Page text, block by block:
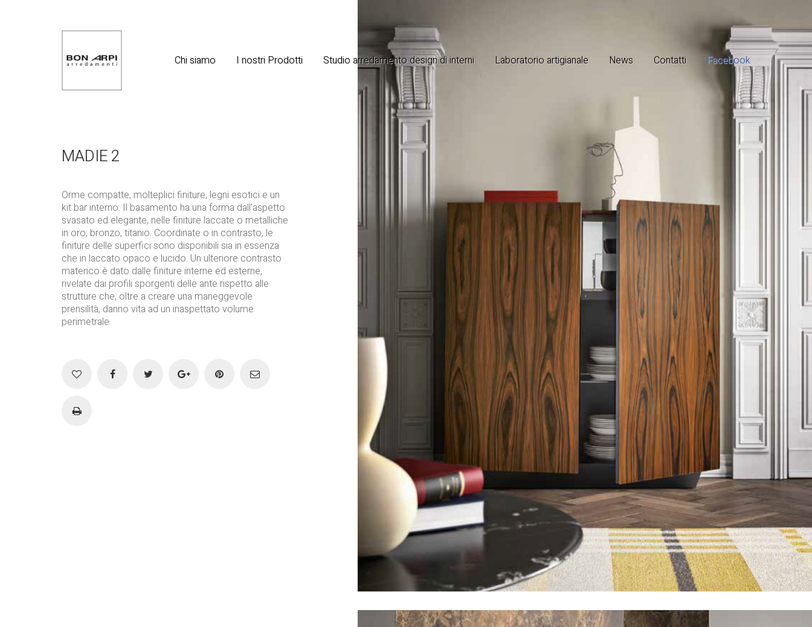
Chi siamo I nostri Prodotti Studio arredamento design di interni Laboratorio artigianale News Contatti Facebook
MADIE 2
Orme compatte, molteplici finiture, legni esotici e un
kit bar interno. Il basamento ha una forma dall’aspetto
svasato ed elegante, nelle finiture laccate o metalliche
in oro, bronzo, titanio. Coordinate o in contrasto, le
finiture delle superfici sono disponibili sia in essenza
che in laccato opaco e lucido. Un ulteriore contrasto
materico è dato dalle finiture interne ed esterne,
rivelate dai profili sporgenti delle ante rispetto alle
strutture che, oltre a creare una maneggevole
prensilità, danno vita ad un inaspettato volume
perimetrale.